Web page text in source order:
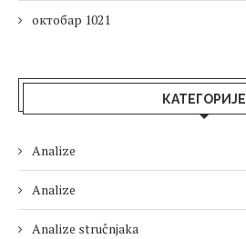
октобар 1021
КАТЕГОРИЈЕ
Analize
Analize
Analize stručnjaka